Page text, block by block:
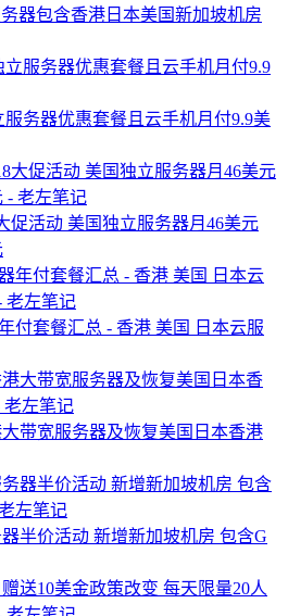
器包含香港日本美国新加坡机房
服务器优惠套餐且云手机月付9.9美
促活动 美国独立服务器月46美元
付套餐汇总 - 香港 美国 日本云服
带宽服务器及恢复美国日本香港
半价活动 新增新加坡机房 包含G